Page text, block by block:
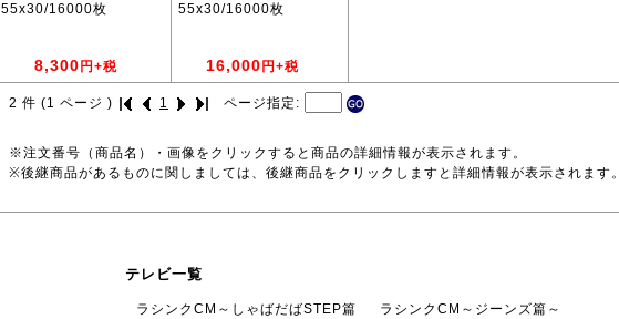
55x30/16000枚
8,300 円+税
55x30/16000枚
16,000 円+税
2 件 (1 ページ ) 1 ページ指定:
※注文番号（商品名）・画像をクリックすると商品の詳細情報が表示されます。
※後継商品があるものに関しましては、後継商品をクリックしますと詳細情報が表示されます。
テレビ一覧
ラシンクCM～しゃばだばSTEP篇
ラシンクCM～ジーンズ篇～